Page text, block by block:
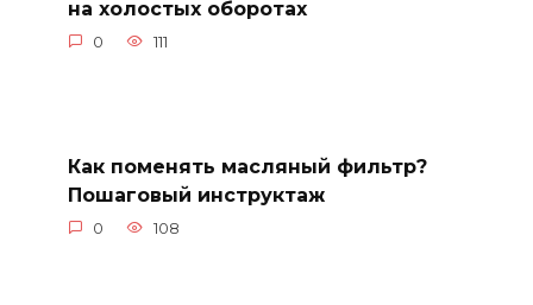
на холостых оборотах
0 111
Как поменять масляный фильтр?
Пошаговый инструктаж
0 108